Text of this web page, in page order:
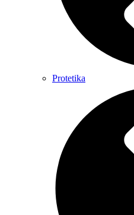
Protetika